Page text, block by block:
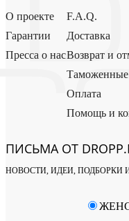
О проекте
Гарантии
Пресса о нас
F.A.Q.
Доставка
Возврат и
Оплата
Помощь и
ПИСЬМА ОТ
НОВОСТИ, ИДЕИ, ПОДБОРКИ